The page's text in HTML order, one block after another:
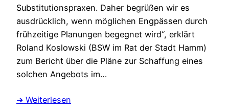
Substitutionspraxen. Daher begrüßen wir es
ausdrücklich, wenn möglichen Engpässen durch
frühzeitige Planungen begegnet wird“, erklärt
Roland Koslowski (BSW im Rat der Stadt Hamm)
zum Bericht über die Pläne zur Schaffung eines
solchen Angebots im…
➔ Weiterlesen